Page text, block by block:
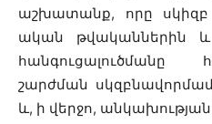
աշխատանք, որը սկիզբ
ական թվականներին
հանգուցալուծմանը
շարժման
և, ի վերջո,